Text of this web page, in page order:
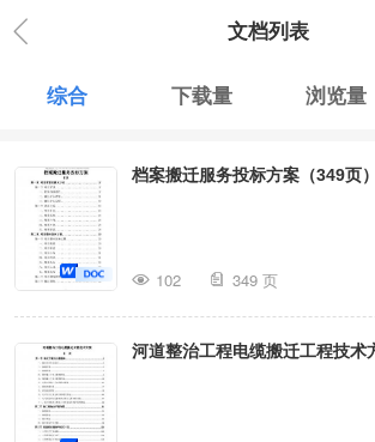
文档列表
综合 下载量 浏览量
档案搬迁服务投标方案（349页）
102 349 页
河道整治工程电缆搬迁工程技术